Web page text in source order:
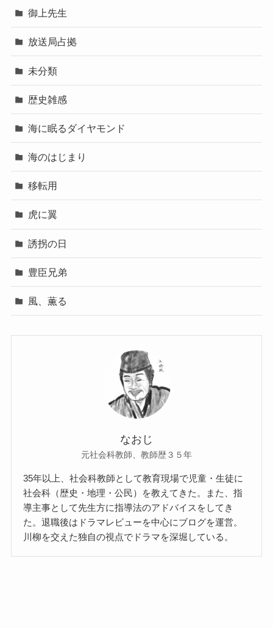
御上先生
放送局占拠
未分類
歴史雑感
海に眠るダイヤモンド
海のはじまり
移転用
虎に翼
誘拐の日
豊臣兄弟
風、薫る
なおじ
元社会科教師、教師歴３５年
35年以上、社会科教師として教育現場で児童・生徒に
社会科（歴史・地理・公民）を教えてきた。また、指
導主事として先生方に指導法のアドバイスをしてき
た。退職後はドラマレビューを中心にブログを運営。
川柳を交えた独自の視点でドラマを深堀している。